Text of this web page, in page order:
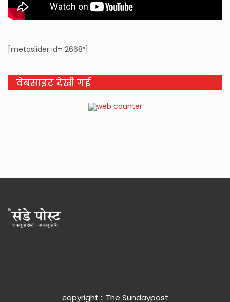
[metaslider id=”2668″]
वेबसाइट देखी गई
copyright :: The Sundaypost